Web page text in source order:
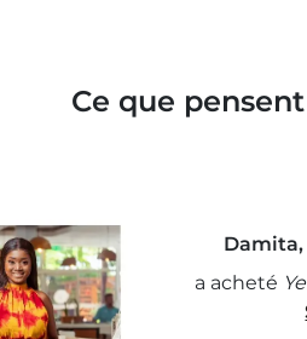
Ce que
Damita,
a acheté